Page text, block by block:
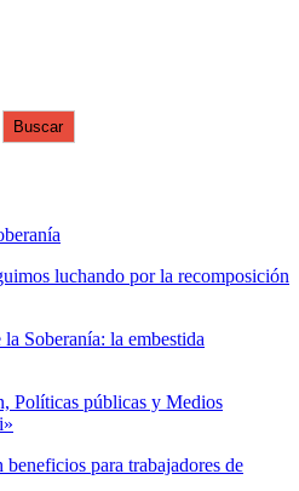
Buscar
luchando por la recomposición
Soberanía: la embestida
Políticas públicas y Medios
para trabajadores de